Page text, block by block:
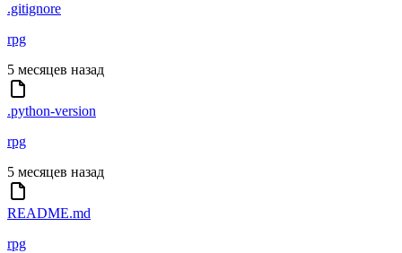
.gitignore
rpg
5 месяцев назад
.python-version
rpg
5 месяцев назад
README.md
rpg